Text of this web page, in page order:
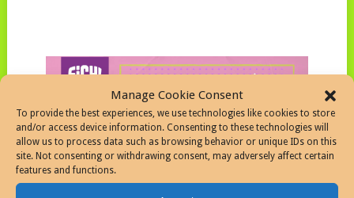
Manage Cookie Consent
To provide the best experiences, we use technologies like cookies to store
and/or access device information. Consenting to these technologies will
allow us to process data such as browsing behavior or unique IDs on this
site. Not consenting or withdrawing consent, may adversely affect certain
features and functions.